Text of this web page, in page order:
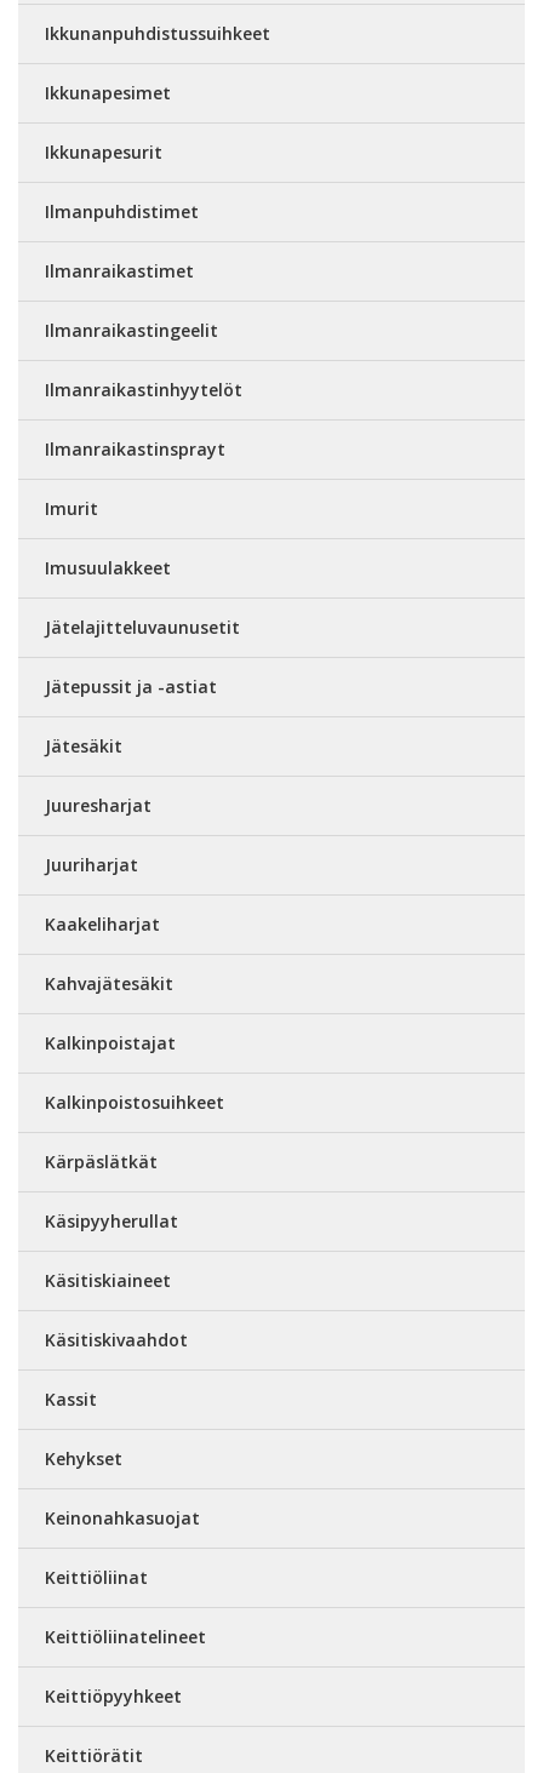
Ikkunanpuhdistussuihkeet
Ikkunapesimet
Ikkunapesurit
Ilmanpuhdistimet
Ilmanraikastimet
Ilmanraikastingeelit
Ilmanraikastinhyytelöt
Ilmanraikastinsprayt
Imurit
Imusuulakkeet
Jätelajitteluvaunusetit
Jätepussit ja -astiat
Jätesäkit
Juuresharjat
Juuriharjat
Kaakeliharjat
Kahvajätesäkit
Kalkinpoistajat
Kalkinpoistosuihkeet
Kärpäslätkät
Käsipyyherullat
Käsitiskiaineet
Käsitiskivaahdot
Kassit
Kehykset
Keinonahkasuojat
Keittiöliinat
Keittiöliinatelineet
Keittiöpyyhkeet
Keittiörätit